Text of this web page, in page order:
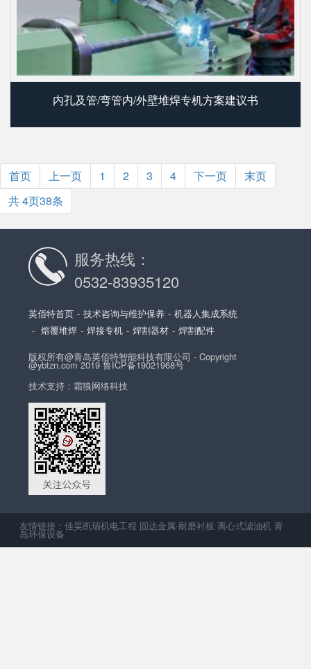
内孔及管/弯管内/外壁堆焊专机方案建议书
首页 上一页 1 2 3 4 下一页
末页
共4页38条
服务热线：
0532-83935120
英佰特首页 - 技术咨询与维护保养 - 机器人集成系统
- 熔覆堆焊 - 焊接专机 - 焊割器材 - 焊割配件
版权所有@青岛英佰特智能科技有限公司 - Copyright
@ybtzn.com 2019 鲁ICP备19021968号
技术支持：霜狼网络科技
友情链接： 佳昊凯瑞机电工程 固达金属-耐磨衬板 离心式滤油机 青
岛环保设备